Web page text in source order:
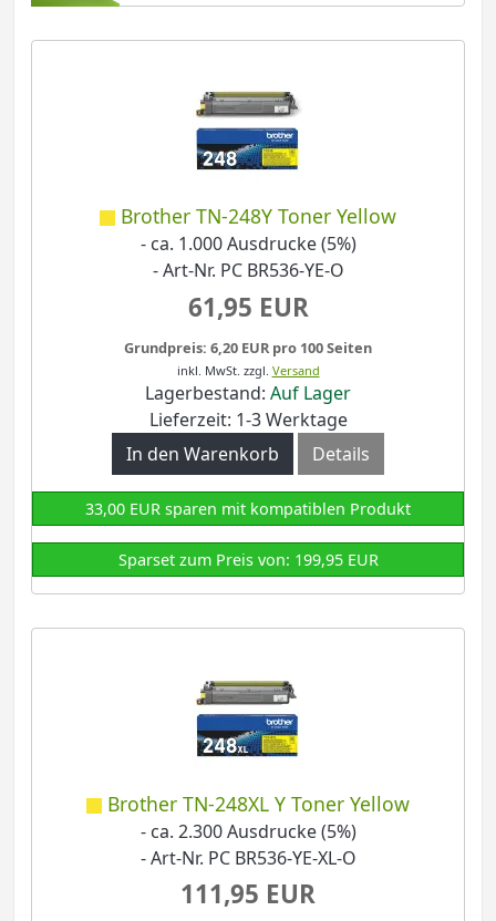
Brother TN-248Y Toner Yellow
- ca. 1.000 Ausdrucke (5%)
- Art-Nr. PC BR536-YE-O
61,95 EUR
Grundpreis: 6,20 EUR pro 100 Seiten
inkl. MwSt. zzgl. Versand
Lagerbestand: Auf Lager
Lieferzeit: 1-3 Werktage
In den Warenkorb
Details
33,00 EUR sparen mit kompatiblen Produkt
Sparset zum Preis von: 199,95 EUR
Brother TN-248XL Y Toner Yellow
- ca. 2.300 Ausdrucke (5%)
- Art-Nr. PC BR536-YE-XL-O
111,95 EUR